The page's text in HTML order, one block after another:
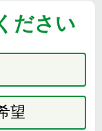
ださい
望